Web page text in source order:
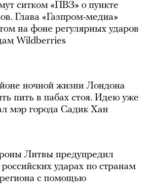
ситком «ПВЗ» о пункте
Глава «Газпром-медиа»
на фоне регулярных ударов
Wildberries
ночной жизни Лондона
пить в пабах стоя. Идею уже
мэр города Садик Хан
Литвы предупредил
ударах по странам
с помощью